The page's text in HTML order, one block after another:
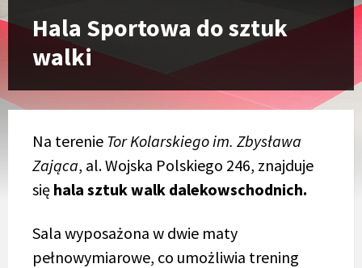
Hala Sportowa do sztuk
walki
Na terenie Tor Kolarskiego im. Zbysława
Zająca, al. Wojska Polskiego 246, znajduje
się hala sztuk walk dalekowschodnich.
Sala wyposażona w dwie maty
pełnowymiarowe, co umożliwia trening